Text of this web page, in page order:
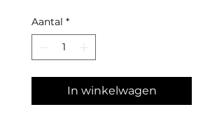
Aantal *
In winkelwagen